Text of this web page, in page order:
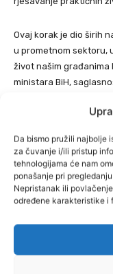
Da bismo pružili najbolje
za čuvanje i/ili pristup
tehnologijama će nam
ponašanje pri
Nepristanak ili
određene karakteristike i
Ovaj korak je dio širih
u prometnom sektoru,
život našim građanima
ministara BiH,
potpisivanja, piše Zenit.